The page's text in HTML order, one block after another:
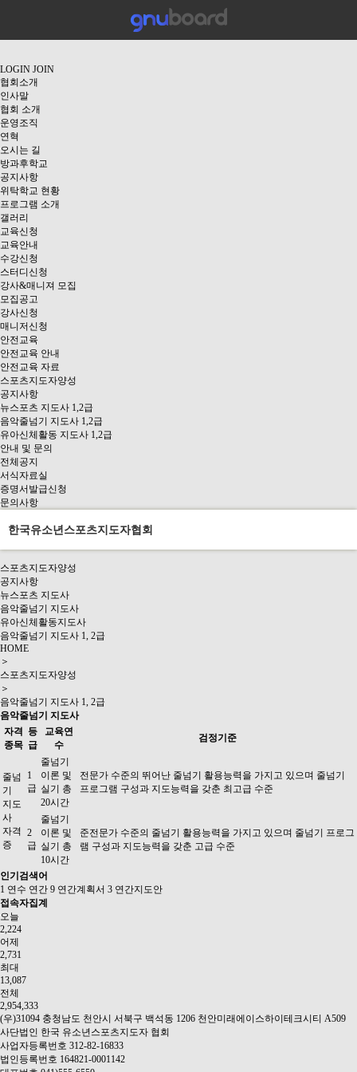
LOGIN JOIN
협회소개
인사말
협회 소개
운영조직
연혁
오시는 길
방과후학교
공지사항
위탁학교 현황
프로그램 소개
갤러리
교육신청
교육안내
수강신청
스터디신청
강사&매니져 모집
모집공고
강사신청
매니저신청
안전교육
안전교육 안내
안전교육 자료
스포츠지도자양성
공지사항
뉴스포츠 지도사 1,2급
음악줄넘기 지도사 1,2급
유아신체활동 지도사 1,2급
안내 및 문의
전체공지
서식자료실
증명서발급신청
문의사항
한국유소년스포츠지도자협회
스포츠지도자양성
공지사항
뉴스포츠 지도사
음악줄넘기 지도사
유아신체활동지도사
음악줄넘기 지도사 1, 2급
HOME
＞
스포츠지도자양성
＞
음악줄넘기 지도사 1, 2급
음악줄넘기 지도사
자격
종목
등
급
교육연
수
검정기준
줄넘
기
지도
사
자격
증
1
급
줄넘기
이론 및
실기 총
20시간
전문가 수준의 뛰어난 줄넘기 활용능력을 가지고 있으며 줄넘기
프로그램 구성과 지도능력을 갖춘 최고급 수준
2
급
줄넘기
이론 및
실기 총
10시간
준전문가 수준의 줄넘기 활용능력을 가지고 있으며 줄넘기 프로그
램 구성과 지도능력을 갖춘 고급 수준
인기검색어
1 연수 연간 9 연간계획서 3 연간지도안
접속자집계
오늘
2,224
어제
2,731
최대
13,087
전체
2,954,333
(우)31094 충청남도 천안시 서북구 백석동 1206 천안미래에이스하이테크시티 A509
사단법인 한국 유소년스포츠지도자 협회
사업자등록번호 312-82-16833
법인등록번호 164821-0001142